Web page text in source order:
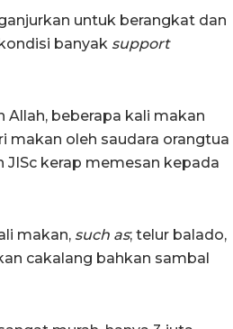
untuk berangkat dan
banyak support
beberapa kali makan
makan oleh saudara orangtua
JISc kerap memesan kepada
makan, such as; telur balado,
cakalang bahkan sambal